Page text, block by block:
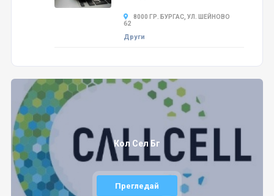
8000 ГР. БУРГАС, УЛ. ШЕЙНОВО
62
Други
Кол Сел Бг
Прегледай